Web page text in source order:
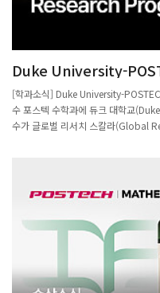
Duke University-
Jayce Robert Getz 교
[학과소식] Duke University-
수 포스텍 수학과에 듀크 대학교
수가 글로벌 리서치 스칼라(Global
다. 이 연구팀은 미국 국립과학재단
으며 운영된다. 연구팀은 삼중곱 L-
과 밀접하게 관련된 특수한 푸리에
목표로 한다. 나아가 이 L-함수들의
(automorphic tensor products)을
잔-셀버그 추측(Ramanujan-
있는 연구다. 포스텍에서는 대학원생